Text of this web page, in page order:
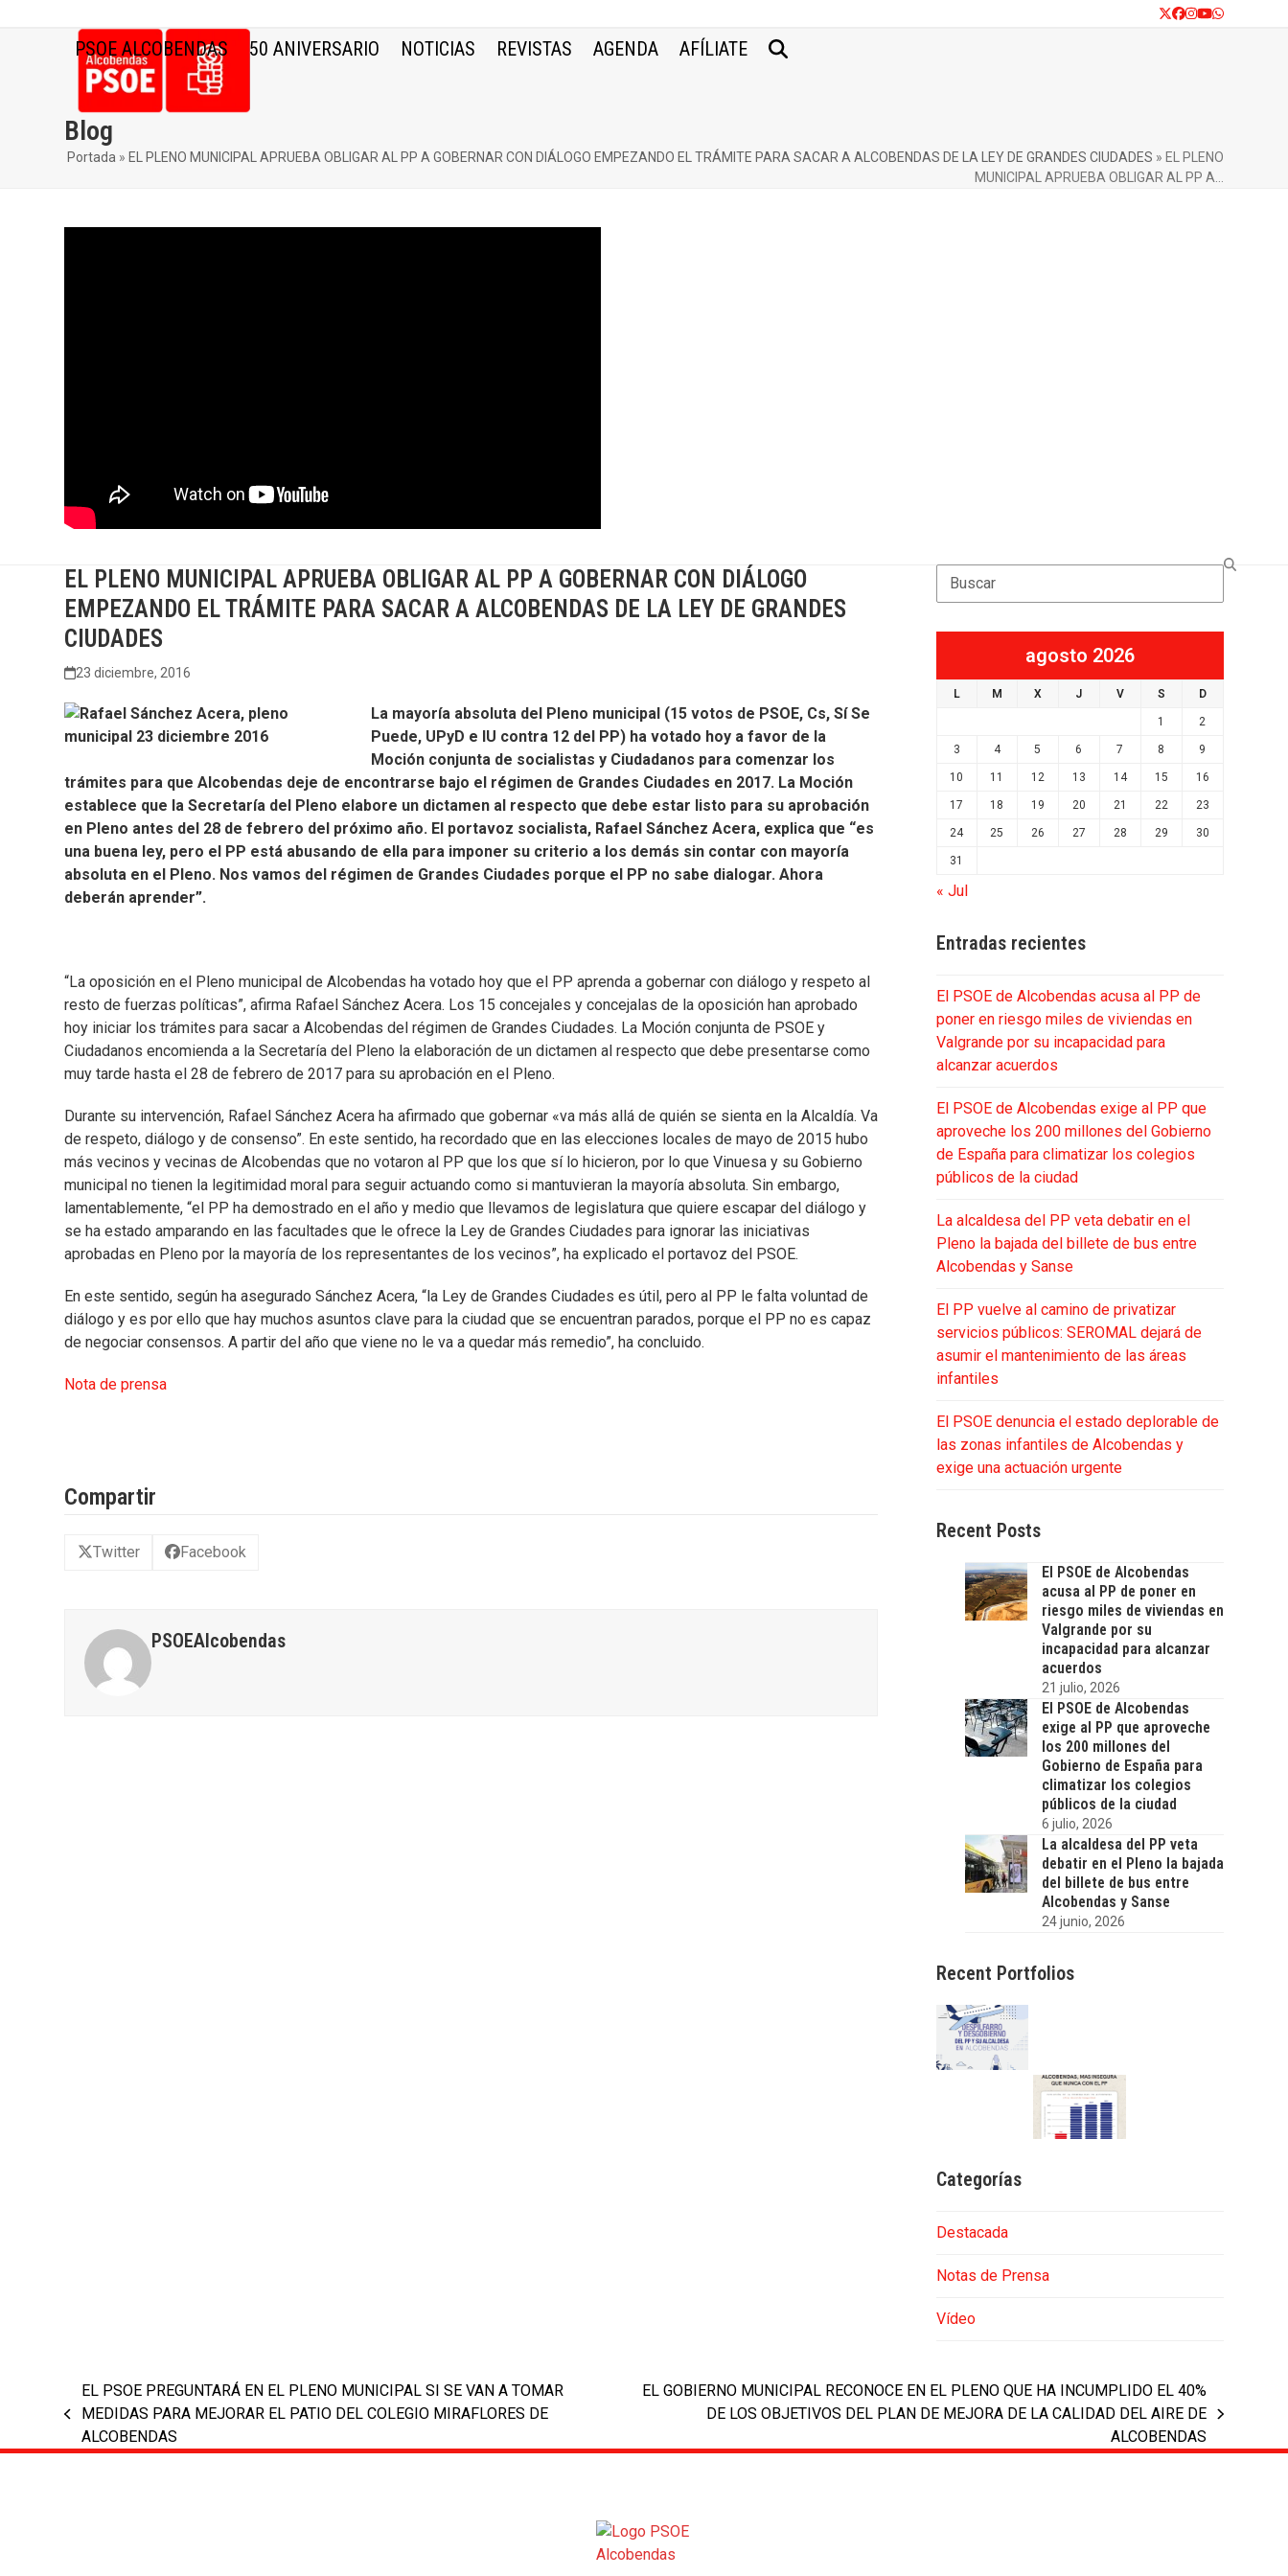
Twitter
Facebook
Instagram
YouTube
Whatsapp
PSOE ALCOBENDAS 50 ANIVERSARIO NOTICIAS REVISTAS AGENDA AFÍLIATE
Blog
Portada » EL PLENO MUNICIPAL APRUEBA OBLIGAR AL PP A GOBERNAR CON DIÁLOGO EMPEZANDO EL TRÁMITE PARA SACAR A ALCOBENDAS DE LA LEY DE GRANDES CIUDADES » EL PLENO
MUNICIPAL APRUEBA OBLIGAR AL PP A…
EL PLENO MUNICIPAL APRUEBA OBLIGAR AL PP A GOBERNAR CON DIÁLOGO
EMPEZANDO EL TRÁMITE PARA SACAR A ALCOBENDAS DE LA LEY DE GRANDES
CIUDADES
23 diciembre, 2016
La mayoría absoluta del Pleno municipal (15 votos de PSOE, Cs, Sí Se
Puede, UPyD e IU contra 12 del PP) ha votado hoy a favor de la
Moción conjunta de socialistas y Ciudadanos para comenzar los
trámites para que Alcobendas deje de encontrarse bajo el régimen de Grandes Ciudades en 2017. La Moción
establece que la Secretaría del Pleno elabore un dictamen al respecto que debe estar listo para su aprobación
en Pleno antes del 28 de febrero del próximo año. El portavoz socialista, Rafael Sánchez Acera, explica que “es
una buena ley, pero el PP está abusando de ella para imponer su criterio a los demás sin contar con mayoría
absoluta en el Pleno. Nos vamos del régimen de Grandes Ciudades porque el PP no sabe dialogar. Ahora
deberán aprender”.
“La oposición en el Pleno municipal de Alcobendas ha votado hoy que el PP aprenda a gobernar con diálogo y respeto al
resto de fuerzas políticas”, afirma Rafael Sánchez Acera. Los 15 concejales y concejalas de la oposición han aprobado
hoy iniciar los trámites para sacar a Alcobendas del régimen de Grandes Ciudades. La Moción conjunta de PSOE y
Ciudadanos encomienda a la Secretaría del Pleno la elaboración de un dictamen al respecto que debe presentarse como
muy tarde hasta el 28 de febrero de 2017 para su aprobación en el Pleno.
Durante su intervención, Rafael Sánchez Acera ha afirmado que gobernar «va más allá de quién se sienta en la Alcaldía. Va
de respeto, diálogo y de consenso”. En este sentido, ha recordado que en las elecciones locales de mayo de 2015 hubo
más vecinos y vecinas de Alcobendas que no votaron al PP que los que sí lo hicieron, por lo que Vinuesa y su Gobierno
municipal no tienen la legitimidad moral para seguir actuando como si mantuvieran la mayoría absoluta. Sin embargo,
lamentablemente, “el PP ha demostrado en el año y medio que llevamos de legislatura que quiere escapar del diálogo y
se ha estado amparando en las facultades que le ofrece la Ley de Grandes Ciudades para ignorar las iniciativas
aprobadas en Pleno por la mayoría de los representantes de los vecinos”, ha explicado el portavoz del PSOE.
En este sentido, según ha asegurado Sánchez Acera, “la Ley de Grandes Ciudades es útil, pero al PP le falta voluntad de
diálogo y es por ello que hay muchos asuntos clave para la ciudad que se encuentran parados, porque el PP no es capaz
de negociar consensos. A partir del año que viene no le va a quedar más remedio”, ha concluido.
Nota de prensa
Compartir
Twitter Facebook
PSOEAlcobendas
Search
agosto 2026
L M X J V S D
1 2
3 4 5 6 7 8 9
10 11 12 13 14 15 16
17 18 19 20 21 22 23
24 25 26 27 28 29 30
31
« Jul
Entradas recientes
El PSOE de Alcobendas acusa al PP de
poner en riesgo miles de viviendas en
Valgrande por su incapacidad para
alcanzar acuerdos
El PSOE de Alcobendas exige al PP que
aproveche los 200 millones del Gobierno
de España para climatizar los colegios
públicos de la ciudad
La alcaldesa del PP veta debatir en el
Pleno la bajada del billete de bus entre
Alcobendas y Sanse
El PP vuelve al camino de privatizar
servicios públicos: SEROMAL dejará de
asumir el mantenimiento de las áreas
infantiles
El PSOE denuncia el estado deplorable de
las zonas infantiles de Alcobendas y
exige una actuación urgente
Recent Posts
El PSOE de Alcobendas
acusa al PP de poner en
riesgo miles de viviendas en
Valgrande por su
incapacidad para alcanzar
acuerdos
21 julio, 2026
El PSOE de Alcobendas
exige al PP que aproveche
los 200 millones del
Gobierno de España para
climatizar los colegios
públicos de la ciudad
6 julio, 2026
La alcaldesa del PP veta
debatir en el Pleno la bajada
del billete de bus entre
Alcobendas y Sanse
24 junio, 2026
Recent Portfolios
Categorías
Destacada
Notas de Prensa
Vídeo
previous
post:
EL PSOE PREGUNTARÁ EN EL PLENO MUNICIPAL SI SE VAN A TOMAR
MEDIDAS PARA MEJORAR EL PATIO DEL COLEGIO MIRAFLORES DE
ALCOBENDAS
post:
EL GOBIERNO MUNICIPAL RECONOCE EN EL PLENO QUE HA INCUMPLIDO EL 40%
DE LOS OBJETIVOS DEL PLAN DE MEJORA DE LA CALIDAD DEL AIRE DE
ALCOBENDAS